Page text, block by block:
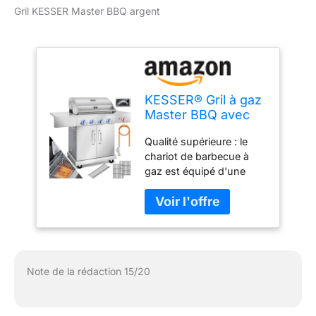
Gril KESSER Master BBQ argent
KESSER® Gril à gaz
Master BBQ avec
infrarouge et gril,
éclairage LED,
céramique 4+1
brûleurs en acier
inoxydable XXL
Chariot à barbecue,
brûleur latéral,
Qualité supérieure : le
chariot de barbecue à
gaz est équipé d'une
infrarouge de 800 °C.
Grâce à son design et à
sa finition de qualité
émaillé de qualité
Note de la rédaction 15/20